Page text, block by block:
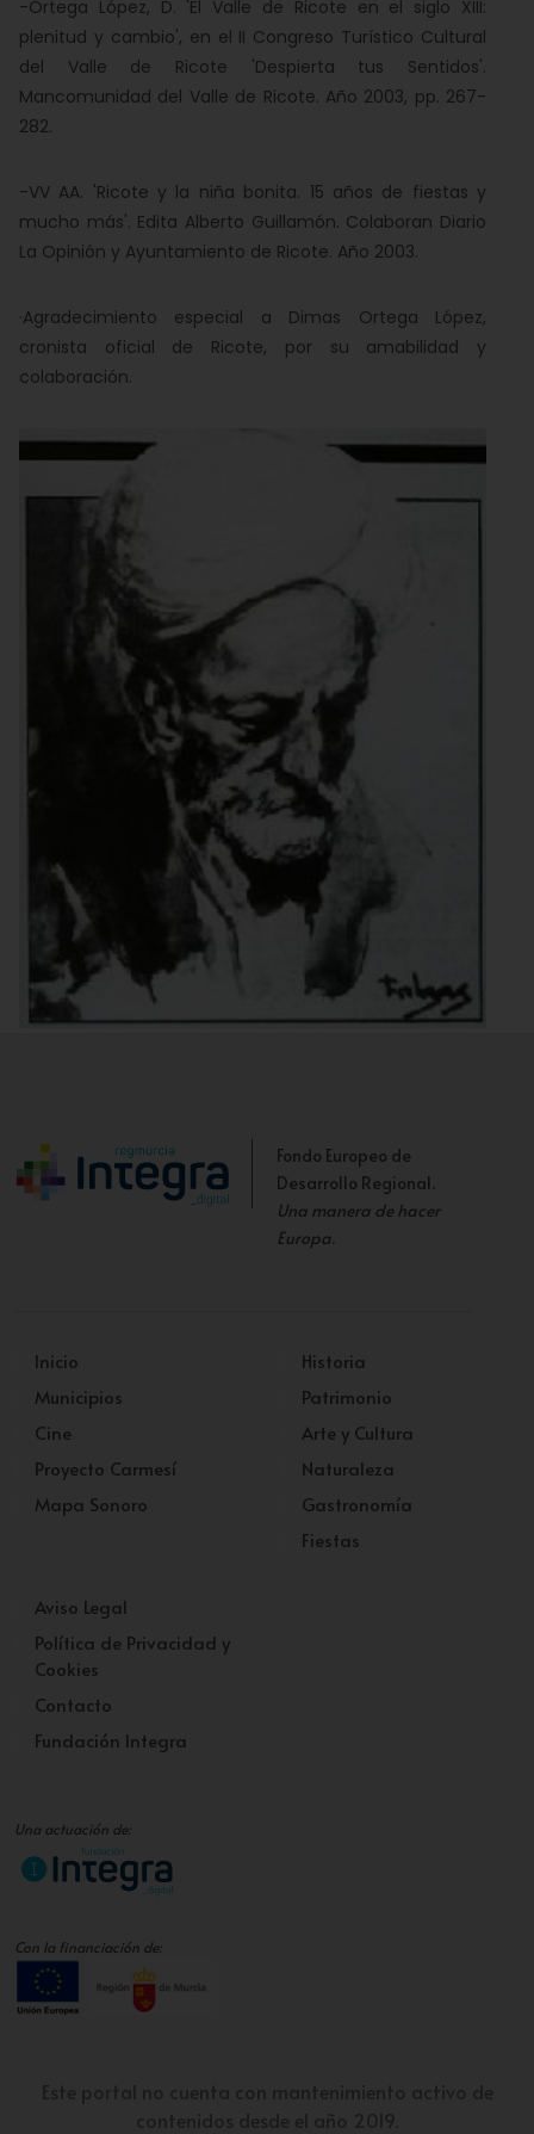
-Ortega López, D. 'El Valle de Ricote en el siglo XIII:
plenitud y cambio', en el II Congreso Turístico Cultural
del Valle de Ricote 'Despierta tus Sentidos'.
Mancomunidad del Valle de Ricote. Año 2003, pp. 267-
282.
-VV AA. 'Ricote y la niña bonita. 15 años de fiestas y
mucho más'. Edita Alberto Guillamón. Colaboran Diario
La Opinión y Ayuntamiento de Ricote. Año 2003.
·Agradecimiento especial a Dimas Ortega López,
cronista oficial de Ricote, por su amabilidad y
colaboración.
Fondo Europeo de
Desarrollo Regional.
Una manera de hacer
Europa.
Inicio
Municipios
Cine
Proyecto Carmesí
Mapa Sonoro
Historia
Patrimonio
Arte y Cultura
Naturaleza
Gastronomía
Fiestas
Aviso Legal
Política de Privacidad y
Cookies
Contacto
Fundación Integra
Una actuación de:
Con la financiación de: